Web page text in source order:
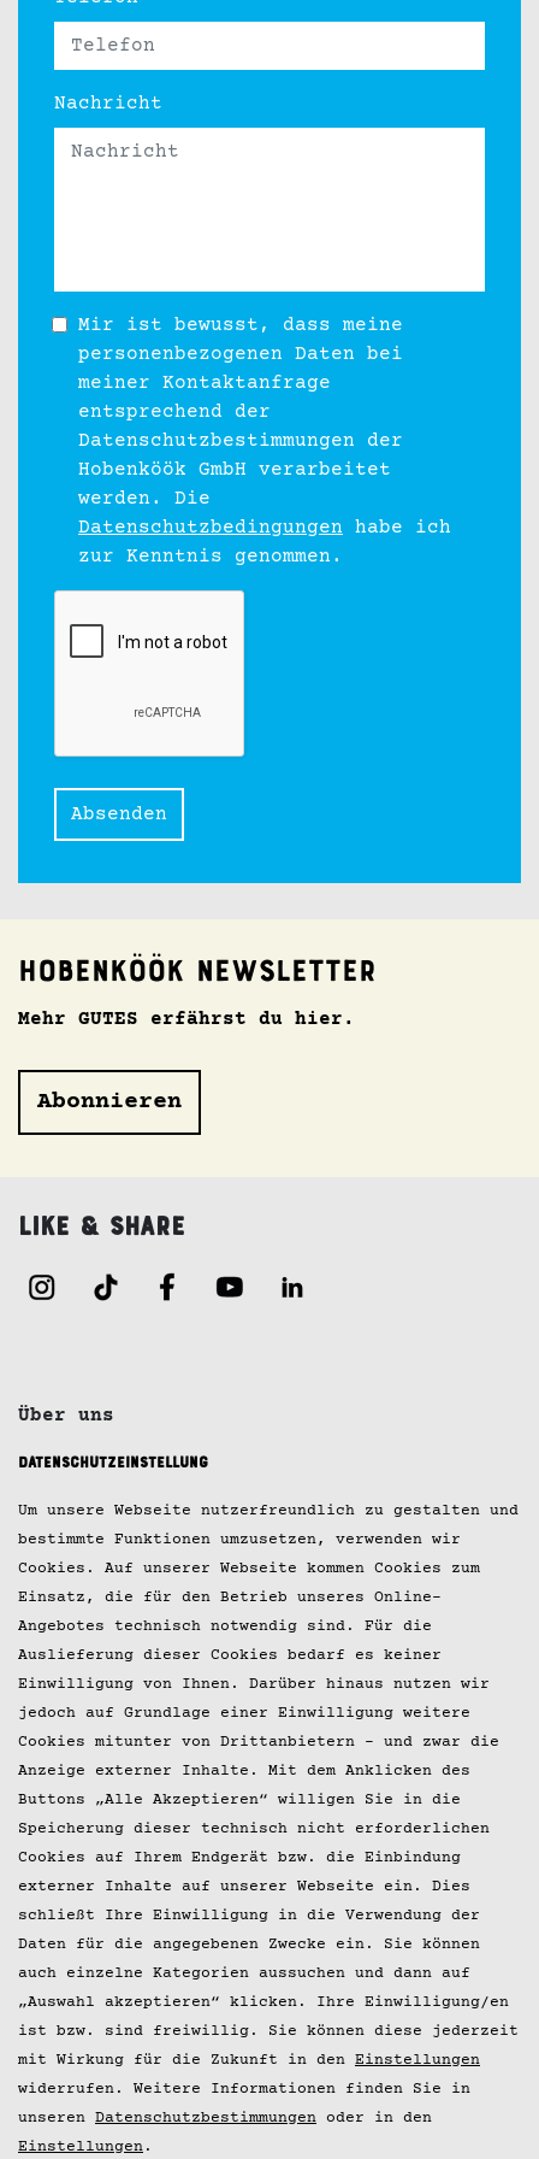
Nachricht
Mir ist bewusst, dass meine
personenbezogenen Daten bei
meiner Kontaktanfrage
entsprechend der
Datenschutzbestimmungen der
Hobenköök GmbH verarbeitet
werden. Die
Datenschutzbedingungen habe ich
zur Kenntnis genommen.
Absenden
Hobenköök Newsletter
Mehr GUTES erfährst du hier.
Abonnieren
Like & Share
Über uns
Jobs
Kontakt
Impressum
Datenschutz
Presse
© 2026 Hobenköök GmbH
Datenschutzeinstellung
Um unsere Webseite nutzerfreundlich zu gestalten und
bestimmte Funktionen umzusetzen, verwenden wir
Cookies. Auf unserer Webseite kommen Cookies zum
Einsatz, die für den Betrieb unseres Online-
Angebotes technisch notwendig sind. Für die
Auslieferung dieser Cookies bedarf es keiner
Einwilligung von Ihnen. Darüber hinaus nutzen wir
jedoch auf Grundlage einer Einwilligung weitere
Cookies mitunter von Drittanbietern – und zwar die
Anzeige externer Inhalte. Mit dem Anklicken des
Buttons „Alle Akzeptieren“ willigen Sie in die
Speicherung dieser technisch nicht erforderlichen
Cookies auf Ihrem Endgerät bzw. die Einbindung
externer Inhalte auf unserer Webseite ein. Dies
schließt Ihre Einwilligung in die Verwendung der
Daten für die angegebenen Zwecke ein. Sie können
auch einzelne Kategorien aussuchen und dann auf
„Auswahl akzeptieren“ klicken. Ihre Einwilligung/en
ist bzw. sind freiwillig. Sie können diese jederzeit
mit Wirkung für die Zukunft in den Einstellungen
widerrufen. Weitere Informationen finden Sie in
unseren Datenschutzbestimmungen oder in den
Einstellungen .